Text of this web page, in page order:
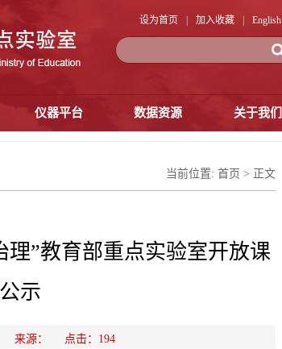
设为首页 加入收藏 English
仪器平台 数据资源 关于我们
当前位置: 首页 > 正文
理”教育部重点实验室开放课
示
来源： 点击： 194